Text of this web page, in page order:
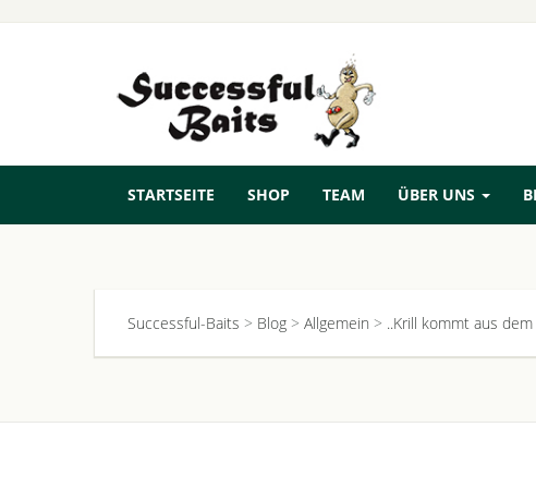
STARTSEITE SHOP TEAM ÜBER UNS
Successful-Baits > Blog > Allgemein > ..Krill kommt aus